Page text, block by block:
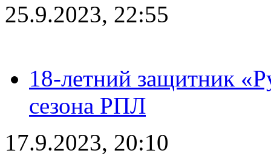
25.9.2023, 22:55
18-летний защитник
сезона РПЛ
17.9.2023, 20:10